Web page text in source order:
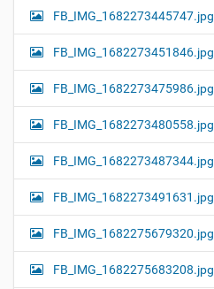
FB_IMG_1682273445747.jpg
FB_IMG_1682273451846.jpg
FB_IMG_1682273475986.jpg
FB_IMG_1682273480558.jpg
FB_IMG_1682273487344.jpg
FB_IMG_1682273491631.jpg
FB_IMG_1682275679320.jpg
FB_IMG_1682275683208.jpg